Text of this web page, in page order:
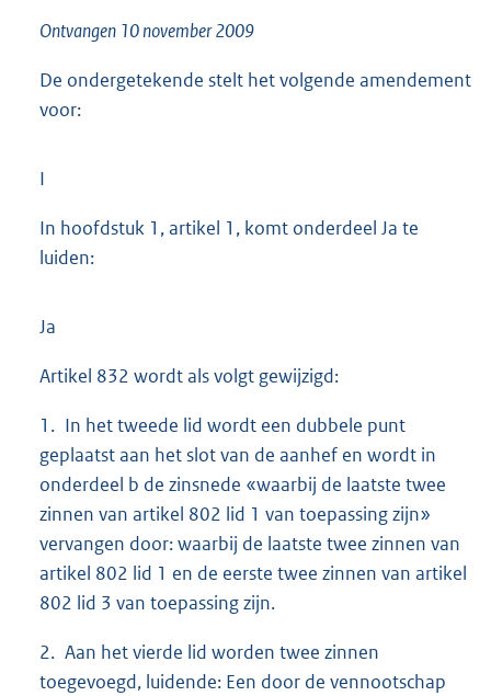
Ontvangen 10 november 2009
De ondergetekende stelt het volgende amendement
voor:
I
In hoofdstuk 1, artikel 1, komt onderdeel Ja te
luiden:
Ja
Artikel 832 wordt als volgt gewijzigd:
1. In het tweede lid wordt een dubbele punt
geplaatst aan het slot van de aanhef en wordt in
onderdeel b de zinsnede «waarbij de laatste twee
zinnen van artikel 802 lid 1 van toepassing zijn»
vervangen door: waarbij de laatste twee zinnen van
artikel 802 lid 1 en de eerste twee zinnen van artikel
802 lid 3 van toepassing zijn.
2. Aan het vierde lid worden twee zinnen
toegevoegd, luidende: Een door de vennootschap